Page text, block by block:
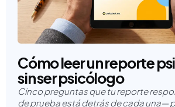
Cómo leer un reporte
sin ser psicólogo
Cinco preguntas que tu reporte
de prueba está detrás de cada una—